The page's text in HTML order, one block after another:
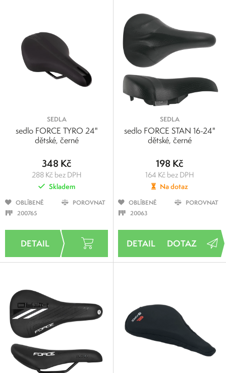
SEDLA
sedlo FORCE TYRO 24"
dětské, černé
348 Kč
288 Kč bez DPH
Skladem
OBLÍBENÉ
POROVNAT
200765
SEDLA
sedlo FORCE STAN 16-24"
dětské, černé
198 Kč
164 Kč bez DPH
Na dotaz
OBLÍBENÉ
POROVNAT
20063
DOTAZ